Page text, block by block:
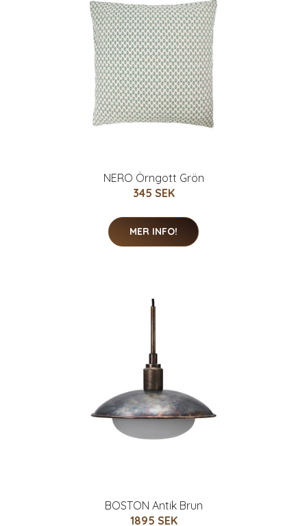
NERO Örngott Grön
345 SEK
MER INFO!
BOSTON Antik Brun
1895 SEK